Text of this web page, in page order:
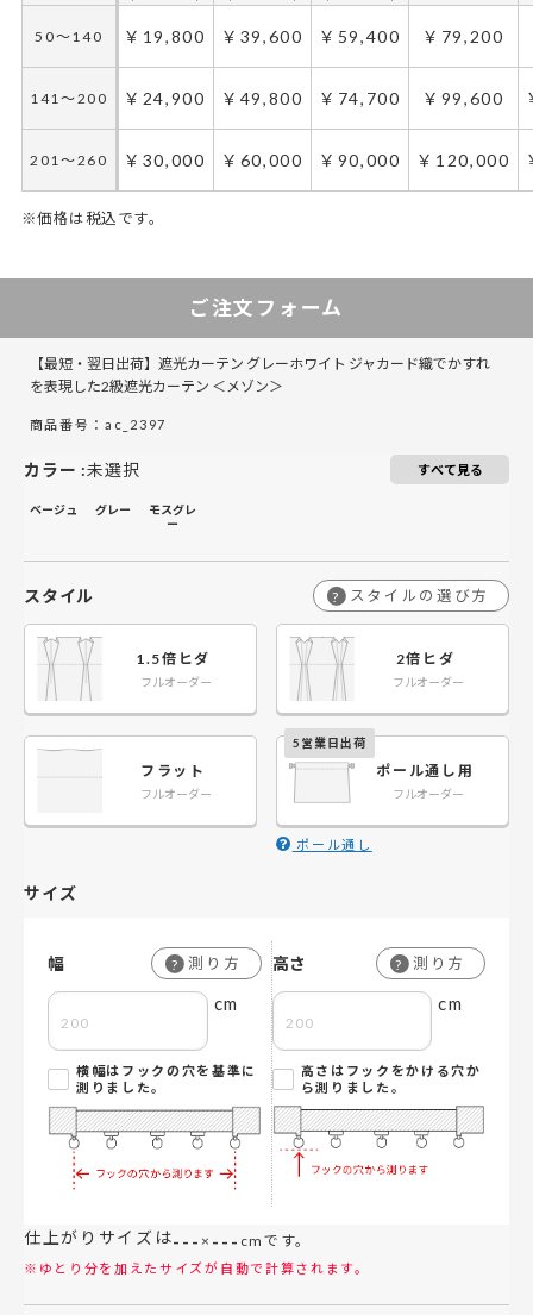
50～140 ￥19,800 ￥39,600 ￥59,400 ￥79,200
141～200 ￥24,900 ￥49,800 ￥74,700 ￥99,600
201～260 ￥30,000 ￥60,000 ￥90,000 ￥120,000
※価格は税込です。
141～200 ￥24,900 ￥49,800
141～200 ￥24,900 ￥49,800
ご注文フォーム
【最短・翌日出荷】遮光カーテン グレーホワイト ジャカード織でかすれ
を表現した2級遮光カーテン ＜メゾン＞
商品番号：ac_2397
カラー :未選択 すべて見る
ベージュ グレー
モスグレ
ー
スタイル ? スタイルの選び方
1.5倍ヒダ
フルオーダー
2倍ヒダ
フルオーダー
フラット
フルオーダー
ポール通し用
フルオーダー
ポール通し
サイズ
幅 ? 測り方
cm
横幅はフックの穴を基準に
測りました。
高さ ? 測り方
cm
高さはフックをかける穴か
ら測りました。
仕上がりサイズは--- × --- cmです。
※ゆとり分を加えたサイズが自動で計算されます。